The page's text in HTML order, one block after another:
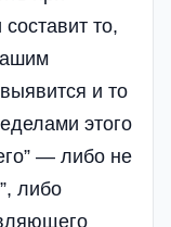
то,
и то
этого
— либо не
либо